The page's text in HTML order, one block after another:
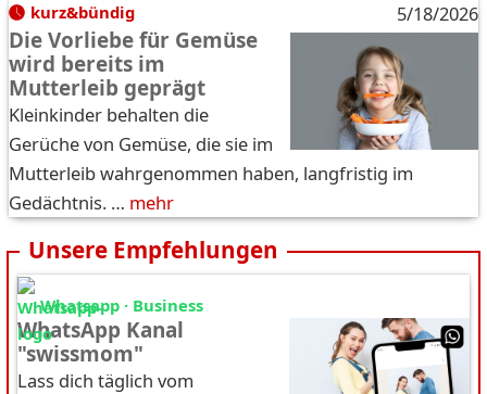
kurz&bündig 5/18/2026
Die Vorliebe für Gemüse
wird bereits im
Mutterleib geprägt
Kleinkinder behalten die
Gerüche von Gemüse, die sie im
Mutterleib wahrgenommen haben, langfristig im
Gedächtnis. … mehr
Unsere Empfehlungen
Whatsapp · Business
WhatsApp Kanal
"swissmom"
Lass dich täglich vom